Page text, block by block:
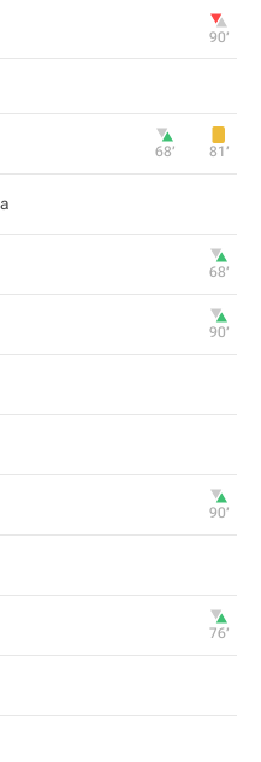
90‎’‎
68‎’‎ 81‎’‎
68‎’‎
90‎’‎
90‎’‎
76‎’‎